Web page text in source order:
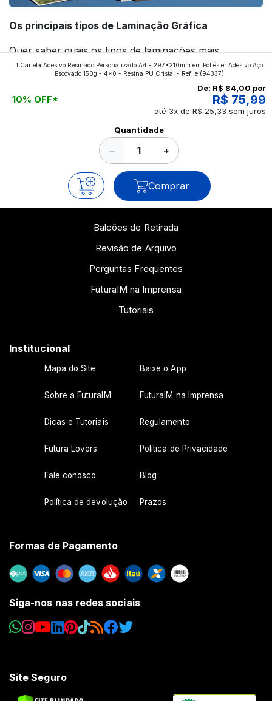
Os principais tipos de Laminação Gráfica
Quer saber quais os tipos de laminações mais
aplicados nos impressos da gráfica FuturaIM? Então,
continue a leitura que vamos revelar para você!
1 Cartela Adesivo Resinado Personalizado A4 - 297x210mm em Poliéster Adesivo Aço
Escovado 150g - 4x0 - Resina PU Cristal - Refile(94337)
10% OFF*
De: R$ 84,00 por
R$ 75,99
até 3x de R$ 25,33 sem juros
Quantidade
− +
Comprar
Balcões de Retirada
Revisão de Arquivo
Perguntas Frequentes
FuturaIM na Imprensa
Tutoriais
Institucional
Mapa do Site Baixe o App
Sobre a FuturaIM FuturaIM na Imprensa
Dicas e Tutoriais Regulamento
Futura Lovers Política de Privacidade
Fale conosco Blog
Política de devolução Prazos
Formas de Pagamento
Siga-nos nas redes sociais
Site Seguro